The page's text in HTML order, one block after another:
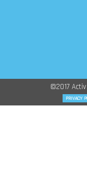
©2017
PRIVACY